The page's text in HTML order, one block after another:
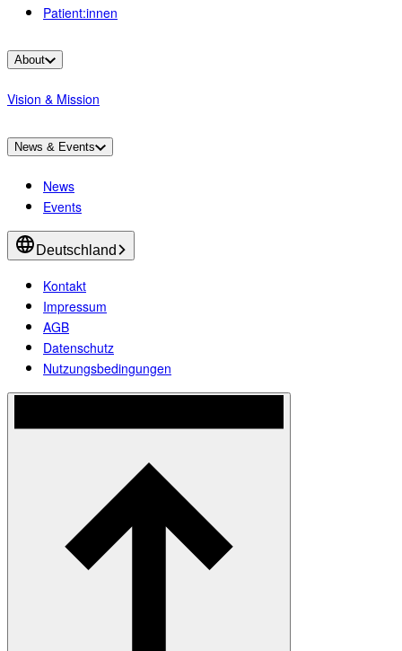
Patient:innen
About
Vision & Mission
News & Events
News
Events
Deutschland
Kontakt
Impressum
AGB
Datenschutz
Nutzungsbedingungen